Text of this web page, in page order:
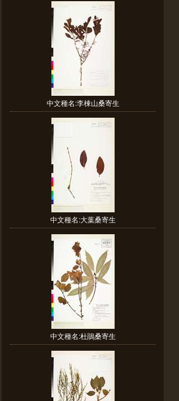
中文種名:李棟山桑寄生
中文種名:大葉桑寄生
中文種名:杜鵑桑寄生